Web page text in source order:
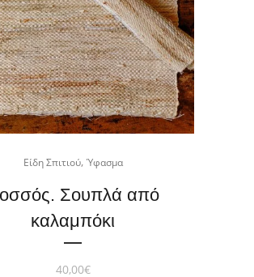
Είδη Σπιτιού, Ύφασμα
Σουπλά από
καλαμπόκι
40,00€